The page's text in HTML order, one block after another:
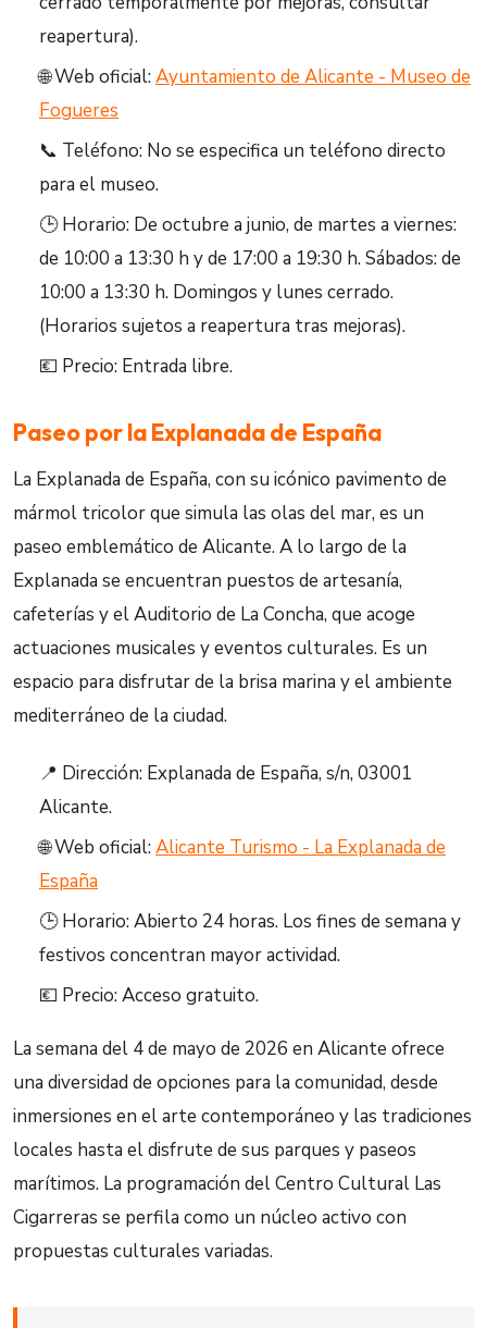
reapertura).
🌐 Web oficial:Ayuntamiento de Alicante - Museo de
Fogueres
📞 Teléfono: No se especifica un teléfono directo
para el museo.
🕒 Horario: De octubre a junio, de martes a viernes:
de 10:00 a 13:30 h y de 17:00 a 19:30 h. Sábados: de
10:00 a 13:30 h. Domingos y lunes cerrado.
(Horarios sujetos a reapertura tras mejoras).
💶 Precio: Entrada libre.
Paseo por la Explanada de España
La Explanada de España, con su icónico pavimento de
mármol tricolor que simula las olas del mar, es un
paseo emblemático de Alicante. A lo largo de la
Explanada se encuentran puestos de artesanía,
cafeterías y el Auditorio de La Concha, que acoge
actuaciones musicales y eventos culturales. Es un
espacio para disfrutar de la brisa marina y el ambiente
mediterráneo de la ciudad.
📍 Dirección: Explanada de España, s/n, 03001
Alicante.
🌐 Web oficial:Alicante Turismo - La Explanada de
España
🕒 Horario: Abierto 24 horas. Los fines de semana y
festivos concentran mayor actividad.
💶 Precio: Acceso gratuito.
La semana del 4 de mayo de 2026 en Alicante ofrece
una diversidad de opciones para la comunidad, desde
inmersiones en el arte contemporáneo y las tradiciones
locales hasta el disfrute de sus parques y paseos
marítimos. La programación del Centro Cultural Las
Cigarreras se perfila como un núcleo activo con
propuestas culturales variadas.